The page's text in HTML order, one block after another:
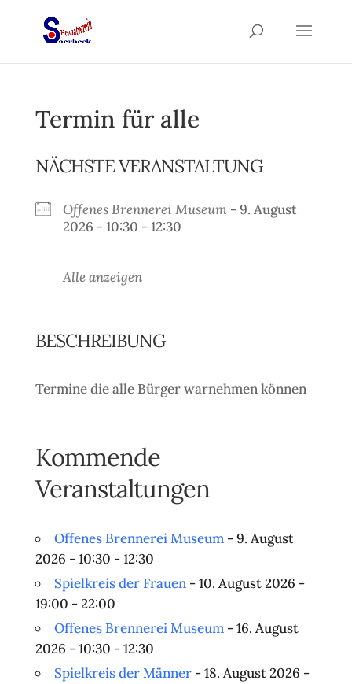
Termin für alle
NÄCHSTE VERANSTALTUNG
Offenes Brennerei Museum- 9. August
2026 - 10:30 - 12:30
Alle anzeigen
BESCHREIBUNG
Termine die alle Bürger warnehmen können
Kommende
Veranstaltungen
Offenes Brennerei Museum- 9. August
2026 - 10:30 - 12:30
Spielkreis der Frauen- 10. August 2026 -
19:00 - 22:00
Offenes Brennerei Museum- 16. August
2026 - 10:30 - 12:30
Spielkreis der Männer- 18. August 2026 -